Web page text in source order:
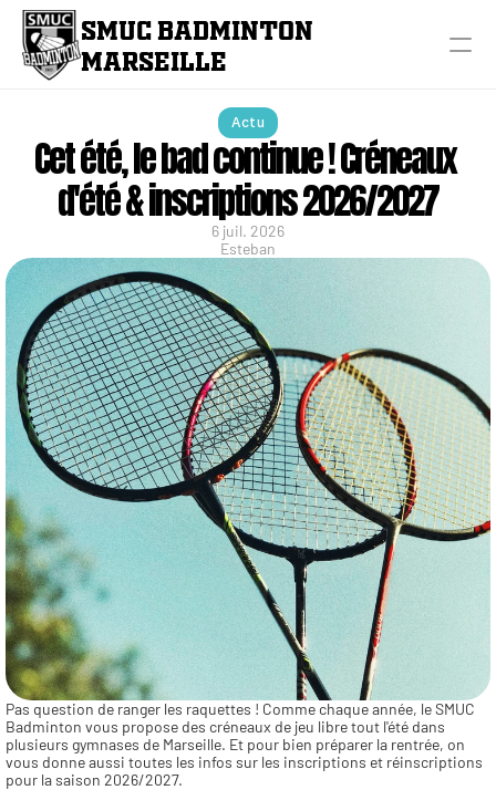
SMUC BADMINTON
MARSEILLE
Actu
Cet été, le bad continue ! Créneaux
d'été & inscriptions 2026/2027
6 juil. 2026
Esteban
Pas question de ranger les raquettes ! Comme chaque année, le SMUC
Badminton vous propose des créneaux de jeu libre tout l'été dans
plusieurs gymnases de Marseille. Et pour bien préparer la rentrée, on
vous donne aussi toutes les infos sur les inscriptions et réinscriptions
pour la saison 2026/2027.